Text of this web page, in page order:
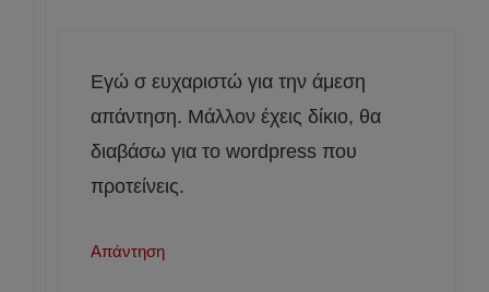
Εγώ σ ευχαριστώ για την άμεση
απάντηση. Μάλλον έχεις δίκιο, θα
διαβάσω για το wordpress που
προτείνεις.
Απάντηση